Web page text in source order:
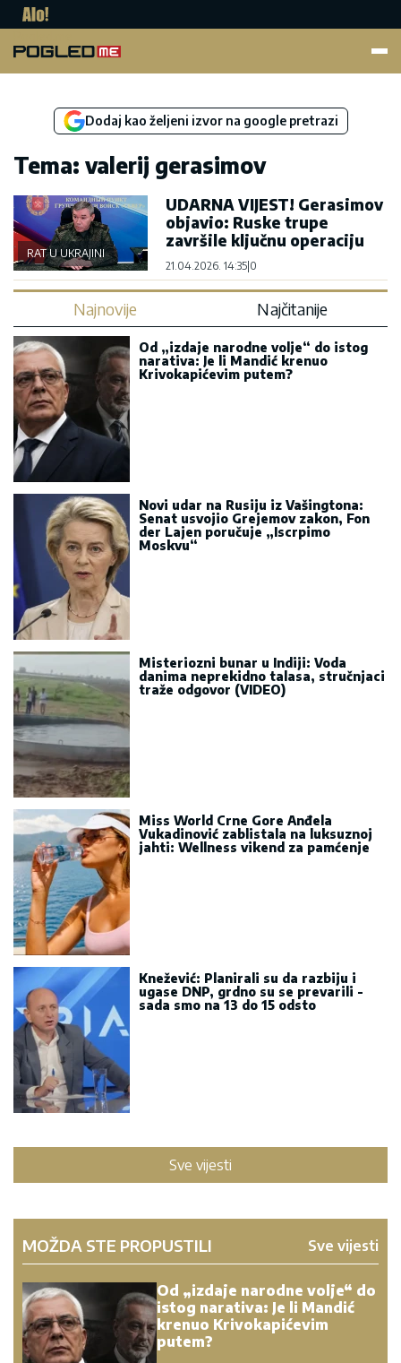
Dodaj kao željeni izvor na google pretrazi
Tema: valerij gerasimov
RAT U UKRAJINI
UDARNA VIJEST! Gerasimov
objavio: Ruske trupe
završile ključnu operaciju
21.04.2026. 14:35 0
Najnovije Najčitanije
Od „izdaje narodne volje“ do istog
narativa: Je li Mandić krenuo
Krivokapićevim putem?
Novi udar na Rusiju iz Vašingtona:
Senat usvojio Grejemov zakon, Fon
der Lajen poručuje „Iscrpimo
Moskvu“
Misteriozni bunar u Indiji: Voda
danima neprekidno talasa, stručnjaci
traže odgovor (VIDEO)
Miss World Crne Gore Anđela
Vukadinović zablistala na luksuznoj
jahti: Wellness vikend za pamćenje
Knežević: Planirali su da razbiju i
ugase DNP, grdno su se prevarili -
sada smo na 13 do 15 odsto
Sve vijesti
MOŽDA STE PROPUSTILI Sve vijesti
Od „izdaje narodne volje“ do
istog narativa: Je li Mandić
krenuo Krivokapićevim
putem?